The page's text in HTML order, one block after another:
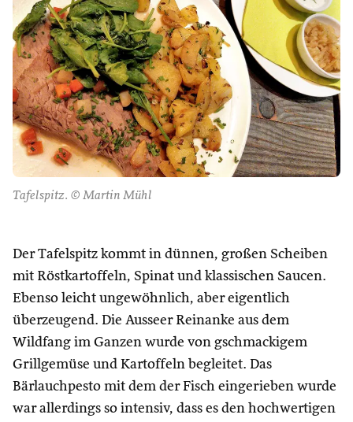
Tafelspitz. © Martin Mühl
Der Tafelspitz kommt in dünnen, großen Scheiben
mit Röstkartoffeln, Spinat und klassischen Saucen.
Ebenso leicht ungewöhnlich, aber eigentlich
überzeugend. Die Ausseer Reinanke aus dem
Wildfang im Ganzen wurde von gschmackigem
Grillgemüse und Kartoffeln begleitet. Das
Bärlauchpesto mit dem der Fisch eingerieben wurde
war allerdings so intensiv, dass es den hochwertigen